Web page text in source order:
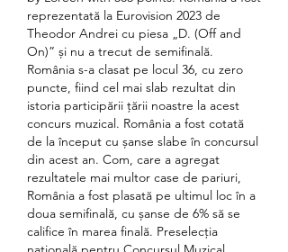
reprezentată la Eurovision 2023 de
Theodor Andrei cu piesa „D. (Off and
On)” și nu a trecut de semifinală.
România s-a clasat pe locul 36, cu zero
puncte, fiind cel mai slab rezultat din
istoria participării țării noastre la acest
concurs muzical. România a fost cotată
de la început cu șanse slabe în concursul
din acest an. Com, care a agregat
rezultatele mai multor case de pariuri,
România a fost plasată pe ultimul loc în a
doua semifinală, cu șanse de 6% să se
califice în marea finală. Preselecția